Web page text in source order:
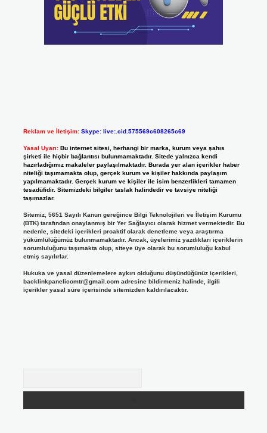
Reklam ve İletişim: Skype: live:.cid.575569c608265c69
Yasal Uyarı: Bu internet sitesi, herhangi bir marka, kurum veya şahıs
şirketi ile hiçbir bağlantısı bulunmamaktadır. Sitede yalnızca kendi
hazırladığımız makaleler paylaşılmaktadır. Burada yer alan içerikler haber
niteliği taşımamakta olup, gerçek kurum ve kişiler hakkında paylaşım
yapılmamaktadır. Gerçek kurum ve kişiler ile isim benzerlikleri tamamen
tesadüfidir. Sitemizdeki bilgiler taslak halindedir ve tavsiye niteliği
taşımazlar.
Sitemiz, 5651 Sayılı Kanun gereğince Bilgi Teknolojileri ve İletişim Kurumu
(BTK) tarafından onaylanmış bir Yer Sağlayıcı olarak hizmet vermektedir. Bu
nedenle, sitedeki içerikleri proaktif olarak denetleme veya araştırma
yükümlülüğümüz bulunmamaktadır. Ancak, üyelerimiz yazdıkları içeriklerin
sorumluluğunu taşımakta olup, siteye üye olarak bu sorumluluğu kabul
etmiş sayılırlar.
Hukuka ve yasal düzenlemelere aykırı olduğunu düşündüğünüz içerikleri,
backlinkpanelicomtr@gmail.comadresine bildirmeniz halinde, ilgili
içerikler yasal süre içerisinde sitemizden kaldırılacaktır.